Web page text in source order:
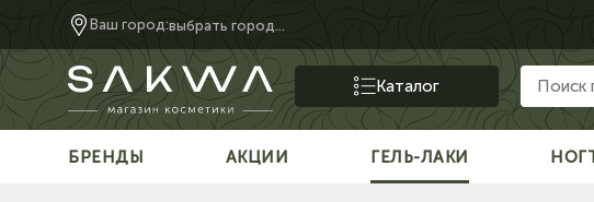
Ваш город:выбрать город...
Каталог
БРЕНДЫ АКЦИИ ГЕЛЬ-ЛАКИ